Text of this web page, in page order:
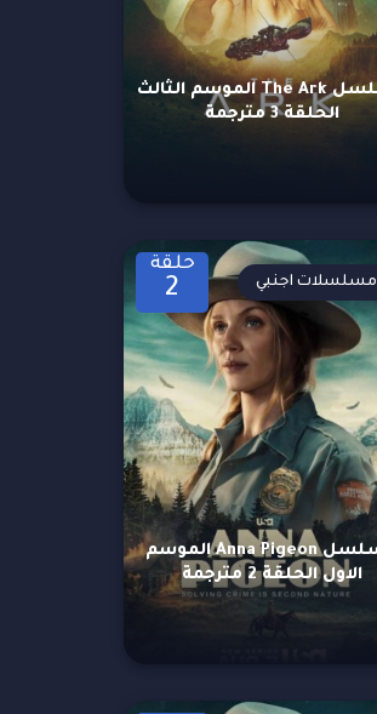
مسلسل The Ark الموسم الثالث
الحلقة 3 مترجمة
حلقة
2
مسلسل Anna Pigeon الموسم
الاول الحلقة 2 مترجمة
مسلسلات اجنبي